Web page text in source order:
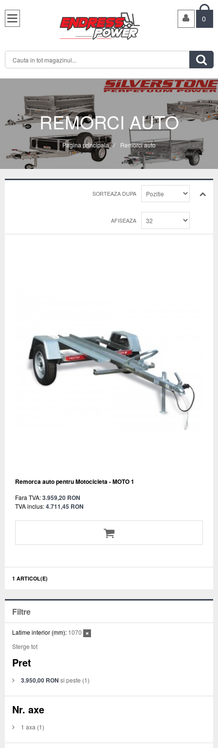

0

REMORCI AUTO
Pagina principala / Remorci auto
SORTEAZA DUPA
AFISEAZA
Remorca auto pentru Motocicleta - MOTO 1
Fara TVA:3.959,20 RON
TVA inclus:4.711,45 RON
1 ARTICOL(E)
Filtre
Latime interior (mm): 1070
Sterge tot
Pret
3.950,00 RON si peste (1)
Nr. axe
1 axa (1)